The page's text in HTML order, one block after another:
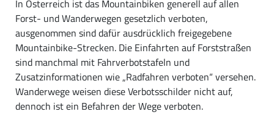
In Österreich ist das Mountainbiken generell auf allen
Forst- und Wanderwegen gesetzlich verboten,
ausgenommen sind dafür ausdrücklich freigegebene
Mountainbike-Strecken. Die Einfahrten auf Forststraßen
sind manchmal mit Fahrverbotstafeln und
Zusatzinformationen wie „Radfahren verboten“ versehen.
Wanderwege weisen diese Verbotsschilder nicht auf,
dennoch ist ein Befahren der Wege verboten.